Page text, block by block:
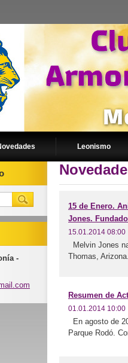
Leonismo
15 de Enero.
Jones.
15.01.2014 08:00
Melvin Jones
Thomas,
Resumen de
01.01.2014 10:00
En agosto de
Parque Rodó.
-
com